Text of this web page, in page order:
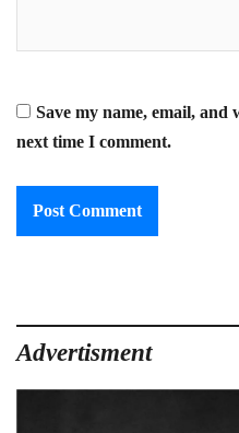
Save my name, email,
next time I comment.
Advertisment